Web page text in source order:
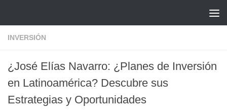
INVERSIÓN
¿José Elías Navarro: ¿Planes de Inversión
en Latinoamérica? Descubre sus
Estrategias y Oportunidades